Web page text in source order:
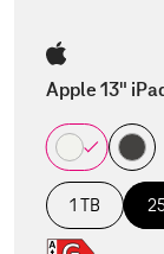
Apple 13"
1 TB